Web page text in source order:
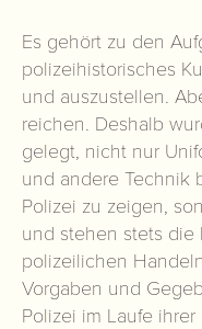
Es gehört zu den
polizeihistorisches
und auszustellen.
reichen. Deshalb
gelegt, nicht nur
und andere Technik
Polizei zu zeigen,
und stehen stets
polizeilichen
Vorgaben und
Polizei im Laufe